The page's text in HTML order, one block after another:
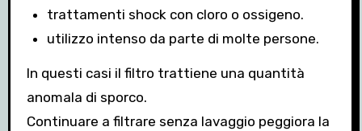
trattamenti shock con cloro o ossigeno.
utilizzo intenso da parte di molte persone.
In questi casi il filtro trattiene una quantità
anomala di sporco.
Continuare a filtrare senza lavaggio peggiora la